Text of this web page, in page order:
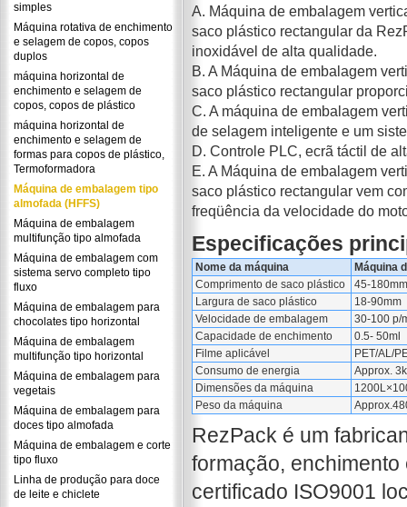
simples
Máquina rotativa de enchimento
e selagem de copos, copos
duplos
máquina horizontal de
enchimento e selagem de
copos, copos de plástico
máquina horizontal de
enchimento e selagem de
formas para copos de plástico,
Termoformadora
Máquina de embalagem tipo
almofada (HFFS)
Máquina de embalagem
multifunção tipo almofada
Máquina de embalagem com
sistema servo completo tipo
fluxo
Máquina de embalagem para
chocolates tipo horizontal
Máquina de embalagem
multifunção tipo horizontal
Máquina de embalagem para
vegetais
Máquina de embalagem para
doces tipo almofada
Máquina de embalagem e corte
tipo fluxo
Linha de produção para doce
de leite e chiclete
A. Máquina de embalagem
saco plástico rectangular da
inoxidável de alta qualidade.
B. A Máquina de embalagem
saco plástico rectangular
C. A máquina de embalagem
de selagem inteligente e um
D. Controle PLC, ecrã táctil de
E. A Máquina de embalagem
saco plástico rectangular vem
freqüência da velocidade do
Especificações
Nome da máquina
Máquina
Comprimento de saco plástico
45-180mm
Largura de saco plástico
18-90mm
Velocidade de embalagem
30-100 p/
Capacidade de enchimento
0.5- 50ml
Filme aplicável
PET/AL/
Consumo de energia
Approx.
Dimensões da máquina
Peso da máquina
RezPack é um
formação,
certificado ISO9001